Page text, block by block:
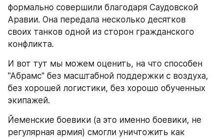
формально совершили благодаря Саудовской
Аравии. Она передала несколько десятков
своих танков одной из сторон гражданского
конфликта.
И вот тут мы можем оценить, на что способен
"Абрамс" без масштабной поддержки с воздуха,
без хорошей логистики, без хорошо обученных
экипажей.
Йеменские боевики (а это именно боевики, не
регулярная армия) смогли уничтожить как